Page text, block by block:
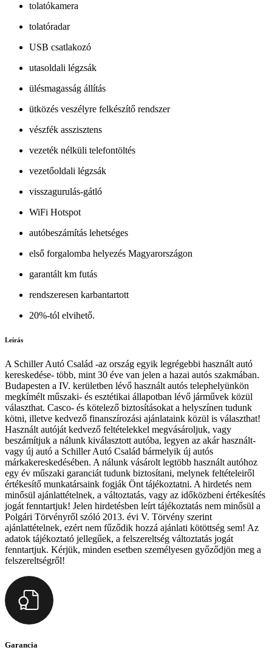
tolatókamera
tolatóradar
USB csatlakozó
utasoldali légzsák
ülésmagasság állítás
ütközés veszélyre felkészítő rendszer
vészfék asszisztens
vezeték nélküli telefontöltés
vezetőoldali légzsák
visszagurulás-gátló
WiFi Hotspot
autóbeszámítás lehetséges
első forgalomba helyezés Magyarországon
garantált km futás
rendszeresen karbantartott
20%-tól elvihető.
Leírás
A Schiller Autó Család -az ország egyik legrégebbi használt autó
kereskedése- több, mint 30 éve van jelen a hazai autós szakmában.
Budapesten a IV. kerületben lévő használt autós telephelyünkön
megkímélt műszaki- és esztétikai állapotban lévő járművek közül
választhat. Casco- és kötelező biztosításokat a helyszínen tudunk
kötni, illetve kedvező finanszírozási ajánlataink közül is választhat!
Használt autóját kedvező feltételekkel megvásároljuk, vagy
beszámítjuk a nálunk kiválasztott autóba, legyen az akár használt-
vagy új autó a Schiller Autó Család bármelyik új autós
márkakereskedésében. A nálunk vásárolt legtöbb használt autóhoz
egy év műszaki garanciát tudunk biztosítani, melynek feltételeiről
értékesítő munkatársaink fogják Önt tájékoztatni. A hirdetés nem
minősül ajánlattételnek, a változtatás, vagy az időközbeni értékesítés
jogát fenntartjuk! Jelen hirdetésben leírt tájékoztatás nem minősül a
Polgári Törvényről szóló 2013. évi V. Törvény szerint
ajánlattételnek, ezért nem fűződik hozzá ajánlati kötöttség sem! Az
adatok tájékoztató jellegűek, a felszereltség változtatás jogát
fenntartjuk. Kérjük, minden esetben személyesen győződjön meg a
felszereltségről!
Garancia